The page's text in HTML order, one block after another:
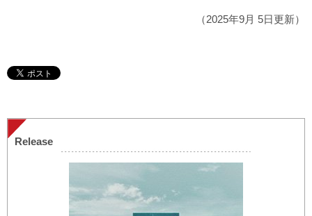
（2025年9月 5日更新）
Release